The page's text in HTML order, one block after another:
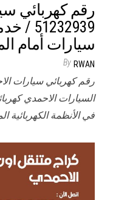
رقم كهربائي
سيارات أمام
By RWAN
رقم كهربائي سيارات
السيارات الاحمدي
في الأنظمة الكهربائية